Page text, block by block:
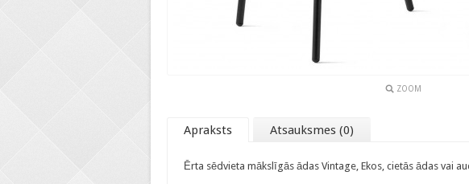
ZOOM
Apraksts Atsauksmes (0)
Ērta sēdvieta mākslīgās ādas Vintage, Ekos, cietās ādas vai